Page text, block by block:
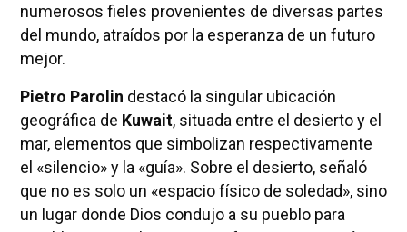
numerosos fieles provenientes de diversas partes
del mundo, atraídos por la esperanza de un futuro
mejor.
Pietro Parolin destacó la singular ubicación
geográfica de Kuwait, situada entre el desierto y el
mar, elementos que simbolizan respectivamente
el «silencio» y la «guía». Sobre el desierto, señaló
que no es solo un «espacio físico de soledad», sino
un lugar donde Dios condujo a su pueblo para